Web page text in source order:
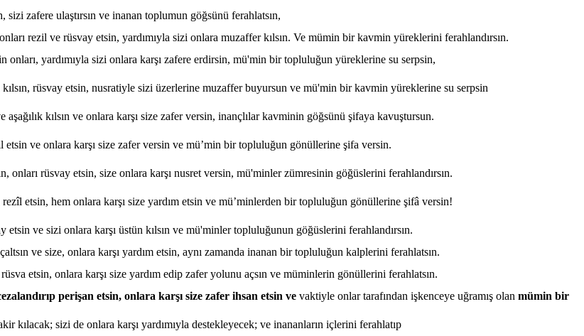
zafere ulaştırsın ve inanan toplumun göğsünü ferahlatsın,
rezil ve rüsvay etsin, yardımıyla sizi onlara muzaffer kılsın. Ve mümin bir kavmin yüreklerini ferahlandırsın.
onları, yardımıyla sizi onlara karşı zafere erdirsin, mü'min bir topluluğun yüreklerine su serpsin,
rüsvay etsin, nusratiyle sizi üzerlerine muzaffer buyursun ve mü'min bir kavmin yüreklerine su serpsin
aşağılık kılsın ve onlara karşı size zafer versin, inançlılar kavminin göğsünü şifaya kavuştursun.
etsin ve onlara karşı size zafer versin ve mü’min bir topluluğun gönüllerine şifa versin.
onları rüsvay etsin, size onlara karşı nusret versin, mü'minler zümresinin göğüslerini ferahlandırsın.
etsin, hem onlara karşı size yardım etsin ve mü’minlerden bir topluluğun gönüllerine şifâ versin!
ve sizi onlara karşı üstün kılsın ve mü'minler topluluğunun göğüslerini ferahlandırsın.
ve size, onlara karşı yardım etsin, aynı zamanda inanan bir topluluğun kalplerini ferahlatsın.
etsin, onlara karşı size yardım edip zafer yolunu açsın ve müminlerin gönüllerini ferahlatsın.
perişan etsin, onlara karşı size zafer ihsan etsin ve vaktiyle onlar tarafından işkenceye uğramış olan mümin bir
kılacak; sizi de onlara karşı yardımıyla destekleyecek; ve inananların içlerini ferahlatıp